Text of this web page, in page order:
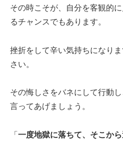
その時こそが、自分を客観的
るチャンスでもあります。
挫折をして辛い気持ちになり
さい。
その悔しさをバネにして行動
言ってあげましょう。
「一度地獄に落ちて、そこか